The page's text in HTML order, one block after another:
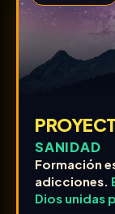
SANIDAD
Formación
adicciones.
Dios unidas